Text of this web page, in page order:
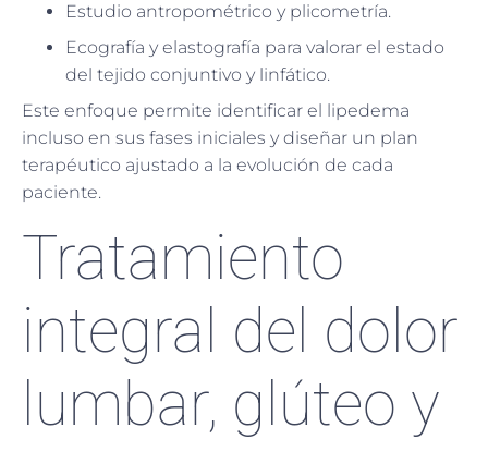
Estudio antropométrico y plicometría.
Ecografía y elastografía para valorar el estado
del tejido conjuntivo y linfático.
Este enfoque permite identificar el lipedema
incluso en sus fases iniciales y diseñar un plan
terapéutico ajustado a la evolución de cada
paciente.
Tratamiento
integral del dolor
lumbar, glúteo y